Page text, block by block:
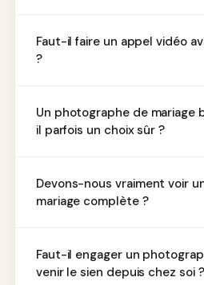
Faut-il faire un appel vidéo
?
Un photographe de mariage
il parfois un choix sûr ?
Devons-nous vraiment voir
mariage complète ?
Faut-il engager un
venir le sien depuis chez soi ?